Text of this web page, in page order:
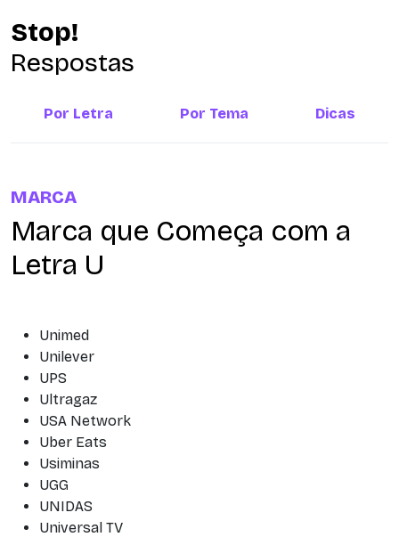
Stop!
Respostas
Por Letra Por Tema Dicas
MARCA
Marca que Começa com a
Letra U
Unimed
Unilever
UPS
Ultragaz
USA Network
Uber Eats
Usiminas
UGG
UNIDAS
Universal TV